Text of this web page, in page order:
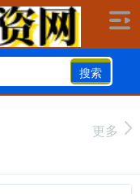
搜索
更多